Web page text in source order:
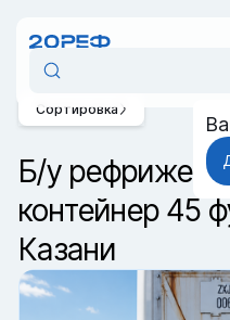
Б/у
контейнер 45
Казани
Сортировка